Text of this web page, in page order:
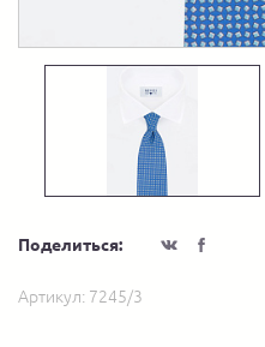
Поделиться:
Артикул: 7245/3